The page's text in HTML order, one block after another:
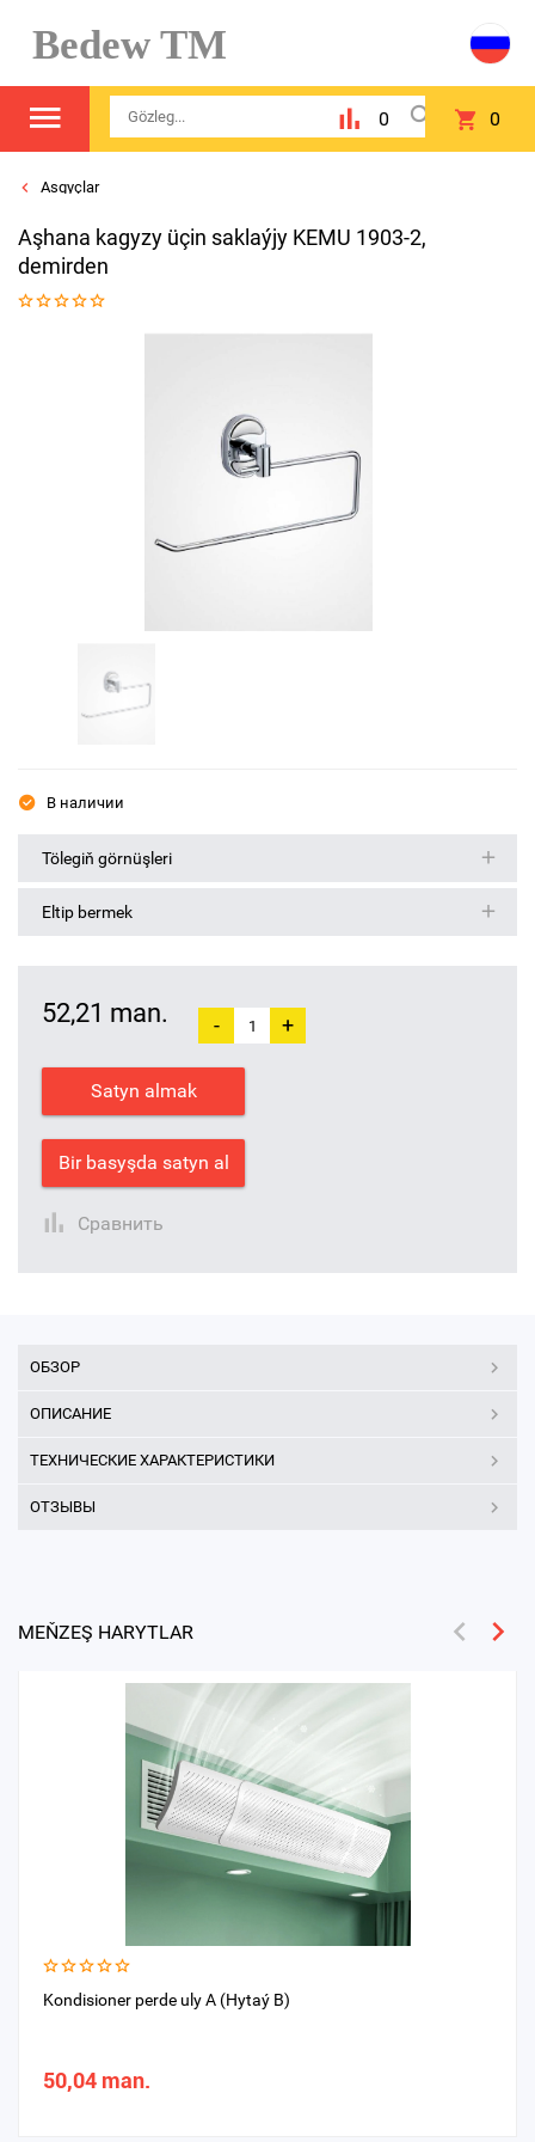
Bedew TM
0 0
Asgyçlar
Aşhana kagyzy üçin saklaýjy KEMU 1903-2,
demirden
В наличии
Tölegiň görnüşleri
Eltip bermek
52,21 man. - +
Satyn almak
Bir basyşda satyn al
Сравнить
ОБЗОР
ОПИСАНИЕ
ТЕХНИЧЕСКИЕ ХАРАКТЕРИСТИКИ
ОТЗЫВЫ
MEŇZEŞ HARYTLAR
Kondisioner perde uly A (Hytaý B)
50,04 man.